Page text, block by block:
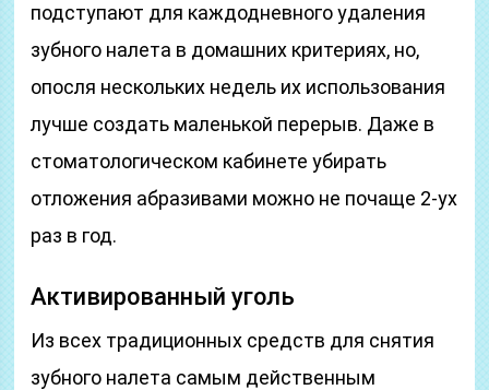
подступают для каждодневного удаления
зубного налета в домашних критериях, но,
опосля нескольких недель их использования
лучше создать маленькой перерыв. Даже в
стоматологическом кабинете убирать
отложения абразивами можно не почаще 2-ух
раз в год.
Активированный уголь
Из всех традиционных средств для снятия
зубного налета самым действенным